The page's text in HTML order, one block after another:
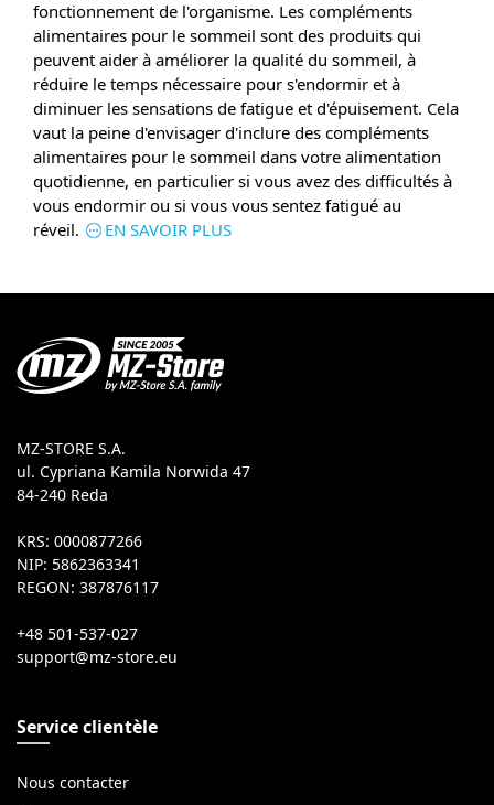
fonctionnement de l'organisme. Les compléments
alimentaires pour le sommeil sont des produits qui
peuvent aider à améliorer la qualité du sommeil, à
réduire le temps nécessaire pour s'endormir et à
diminuer les sensations de fatigue et d'épuisement. Cela
vaut la peine d'envisager d'inclure des compléments
alimentaires pour le sommeil dans votre alimentation
quotidienne, en particulier si vous avez des difficultés à
vous endormir ou si vous vous sentez fatigué au
réveil.
EN SAVOIR PLUS
MZ-STORE S.A.
ul. Cypriana Kamila Norwida 47
84-240 Reda
KRS: 0000877266
NIP: 5862363341
REGON: 387876117
+48 501-537-027
Service clientèle
Nous contacter